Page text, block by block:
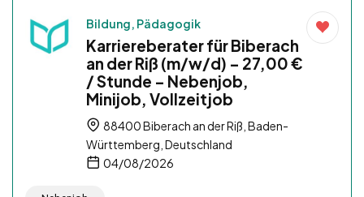
Bildung, Pädagogik
Karriereberater für Biberach
an der Riß (m/w/d) – 27,00 €
/ Stunde – Nebenjob,
Minijob, Vollzeitjob
88400 Biberach an der Riß, Baden-
Württemberg, Deutschland
04/08/2026